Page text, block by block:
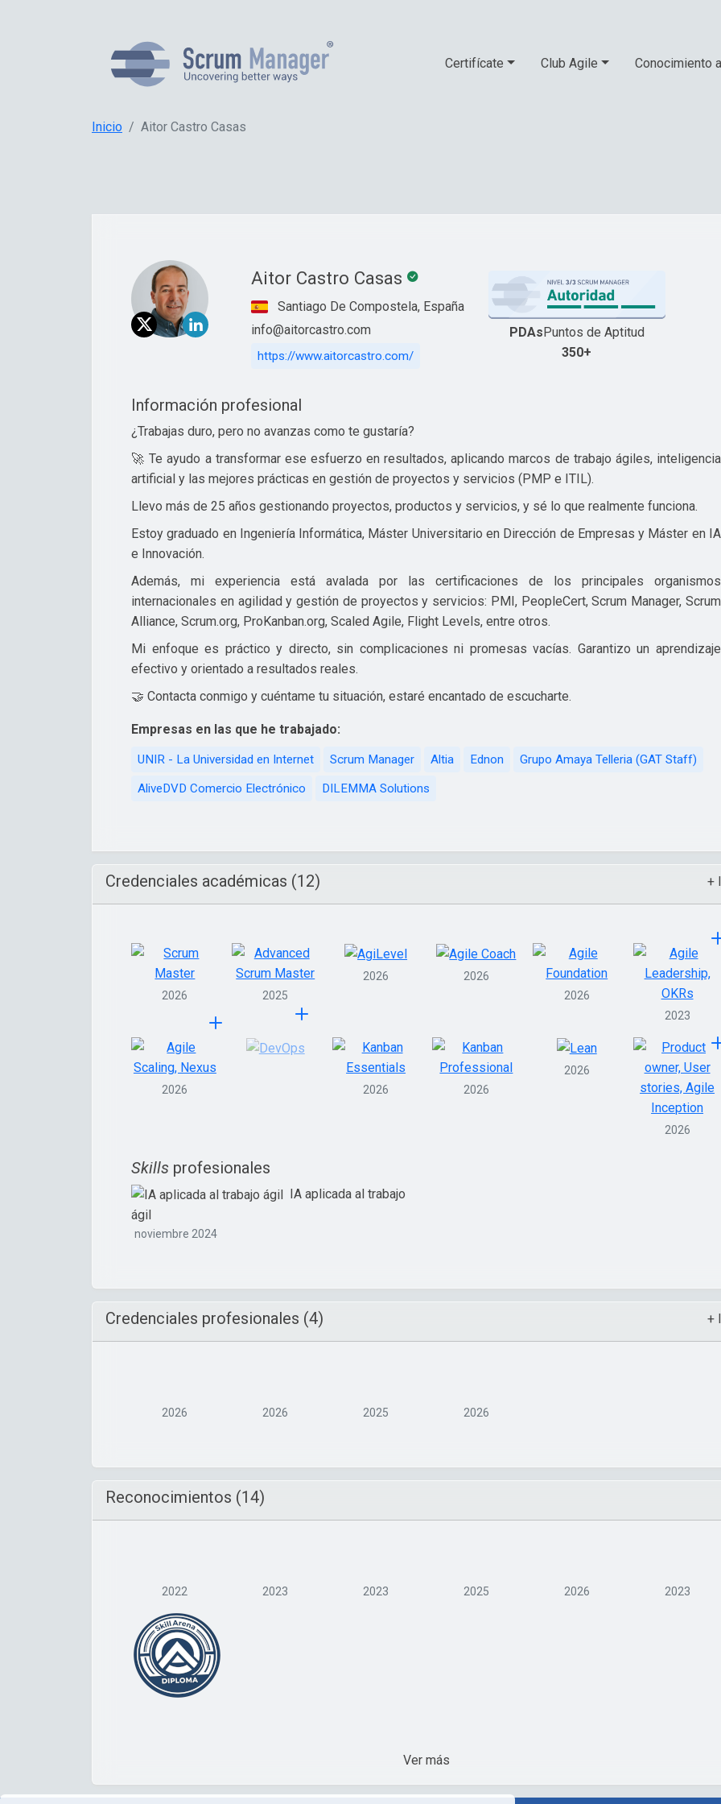
Certifícate Club Agile Conocimiento
Inicio Aitor Castro Casas
Aitor Castro Casas
Santiago De Compostela, España
info@aitorcastro.com
https://www.aitorcastro.com/
PDAsPuntos de Aptitud
350+
Información profesional
¿Trabajas duro, pero no avanzas como te gustaría?
🚀 Te ayudo a transformar ese esfuerzo en resultados, aplicando marcos de trabajo ágiles, inteligencia
artificial y las mejores prácticas en gestión de proyectos y servicios (PMP e ITIL).
Llevo más de 25 años gestionando proyectos, productos y servicios, y sé lo que realmente funciona.
Estoy graduado en Ingeniería Informática, Máster Universitario en Dirección de Empresas y Máster en IA
e Innovación.
Además, mi experiencia está avalada por las certificaciones de los principales organismos
internacionales en agilidad y gestión de proyectos y servicios: PMI, PeopleCert, Scrum Manager, Scrum
Alliance, Scrum.org, ProKanban.org, Scaled Agile, Flight Levels, entre otros.
Mi enfoque es práctico y directo, sin complicaciones ni promesas vacías. Garantizo un aprendizaje
efectivo y orientado a resultados reales.
🤝 Contacta conmigo y cuéntame tu situación, estaré encantado de escucharte.
Empresas en las que he trabajado:
UNIR - La Universidad en Internet Scrum Manager Altia Ednon
Grupo Amaya Telleria (GAT Staff)
AliveDVD Comercio Electrónico
DILEMMA Solutions
Credenciales académicas (12) +
2026 2025
2026
2026
2026
2023
2026 2026 2026
2026
2026
Skills profesionales
IA aplicada al trabajo
ágil
noviembre 2024
Credenciales profesionales (4) +
2026 2026 2025 2026
Reconocimientos (14)
2022 2023 2023 2025 2026 2023
Ver más